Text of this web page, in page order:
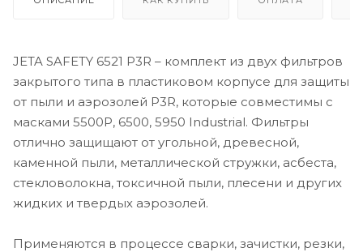
JETA SAFETY 6521 P3R – комплект из двух фильтров
закрытого типа в пластиковом корпусе для защиты
от пыли и аэрозолей P3R, которые совместимы с
масками 5500P, 6500, 5950 Industrial. Фильтры
отлично защищают от угольной, древесной,
каменной пыли, металлической стружки, асбеста,
стекловолокна, токсичной пыли, плесени и других
жидких и твердых аэрозолей.
Применяются в процессе сварки, зачистки, резки,